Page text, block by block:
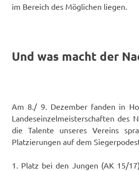
im Bereich des Möglichen liegen.
Und was macht der
Am 8./ 9. Dezember fanden in
Landeseinzelmeisterschaften des
die Talente unseres Vereins
Platzierungen auf dem
1. Platz bei den Jungen (AK 15/